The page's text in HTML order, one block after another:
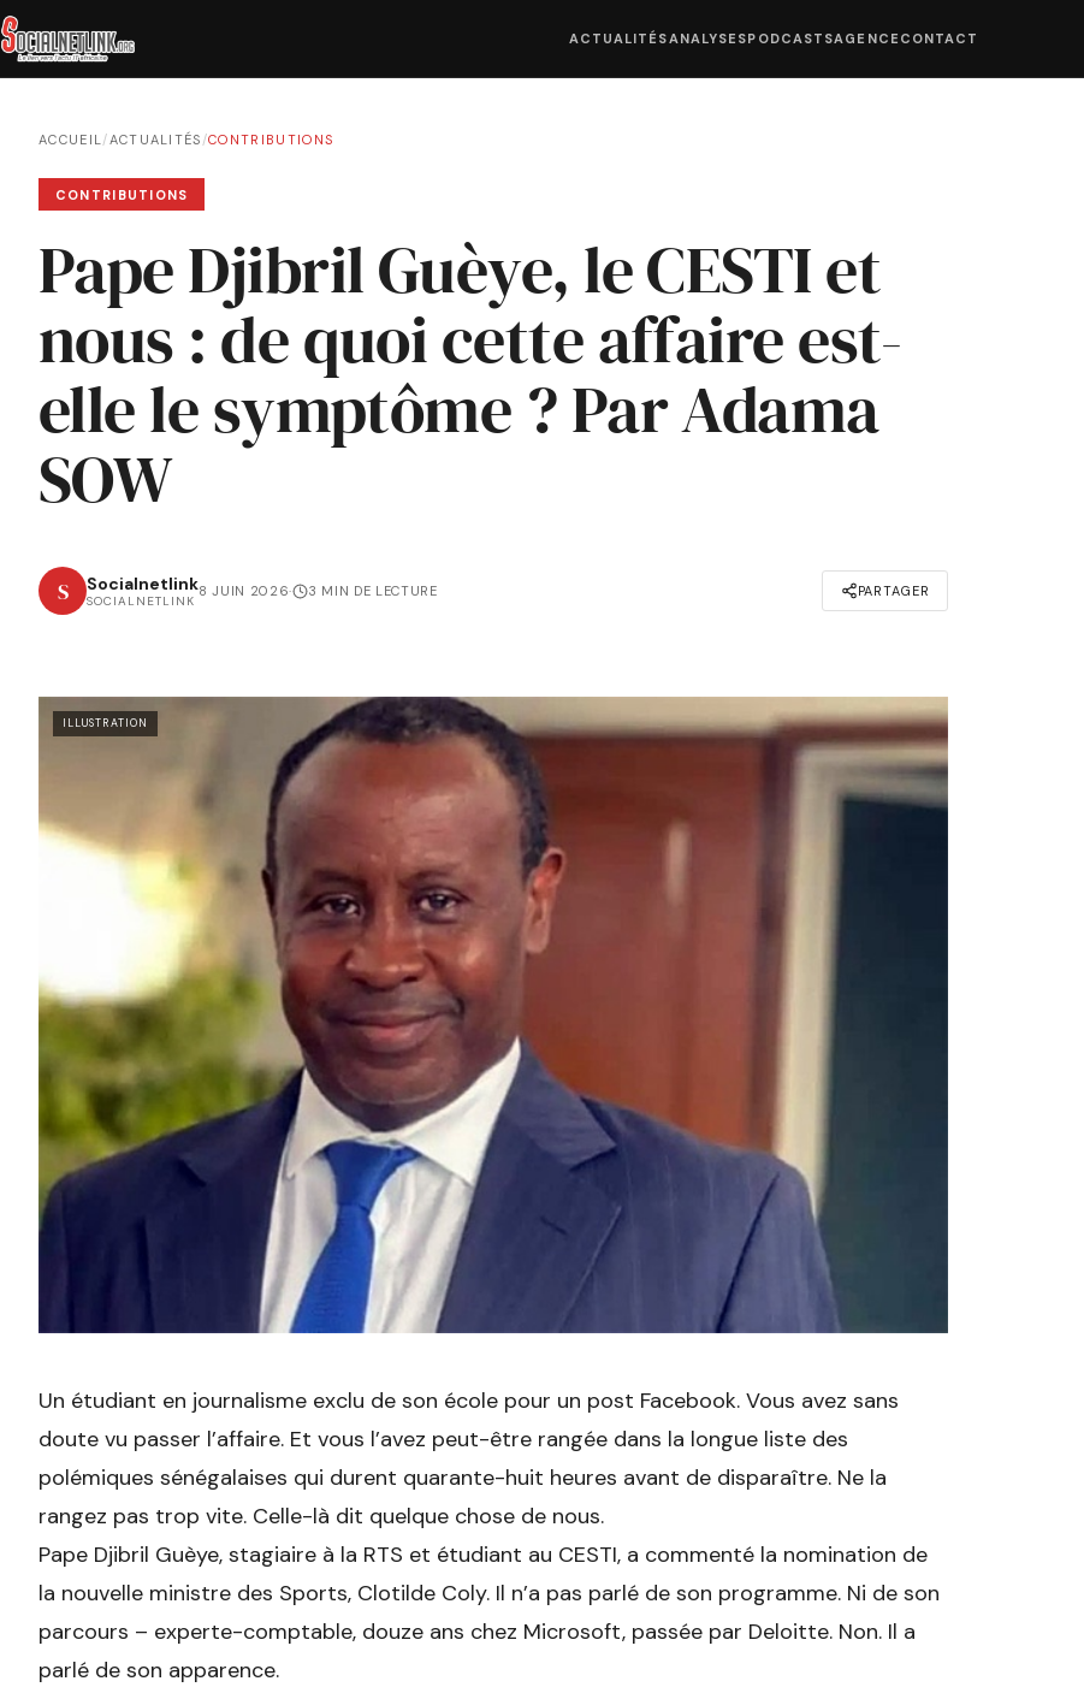
ACTUALITÉSANALYSESPODCASTSAGENCE CONTACT
ACCUEIL/ACTUALITÉS /CONTRIBUTIONS
CONTRIBUTIONS
Pape Djibril Guèye, le CESTI et
nous : de quoi cette affaire est-
elle le symptôme ? Par Adama
SOW
S Socialnetlink
SOCIALNETLINK
8 JUIN 2026· 3 MIN DE LECTURE PARTAGER
ILLUSTRATION
Un étudiant en journalisme exclu de son école pour un post Facebook. Vous avez sans
doute vu passer l’affaire. Et vous l’avez peut-être rangée dans la longue liste des
polémiques sénégalaises qui durent quarante-huit heures avant de disparaître. Ne la
rangez pas trop vite. Celle-là dit quelque chose de nous.
Pape Djibril Guèye, stagiaire à la RTS et étudiant au CESTI, a commenté la nomination de
la nouvelle ministre des Sports, Clotilde Coly. Il n’a pas parlé de son programme. Ni de son
parcours – experte-comptable, douze ans chez Microsoft, passée par Deloitte. Non. Il a
parlé de son apparence.